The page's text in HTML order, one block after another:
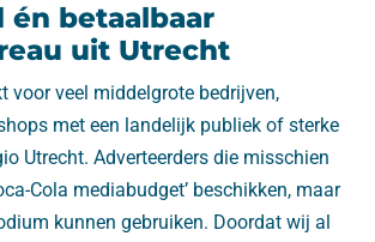
én betaalbaar
uit Utrecht
voor veel middelgrote bedrijven,
met een landelijk publiek of sterke
Utrecht. Adverteerders die misschien
Cola mediabudget’ beschikken, maar
kunnen gebruiken. Doordat wij al